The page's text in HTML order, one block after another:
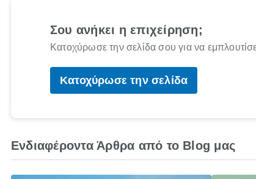
Σου ανήκει η επιχείρηση;
Κατοχύρωσε την σελίδα σου για να
Κατοχύρωσε την σελίδα
Ενδιαφέροντα Άρθρα από το Blog μας